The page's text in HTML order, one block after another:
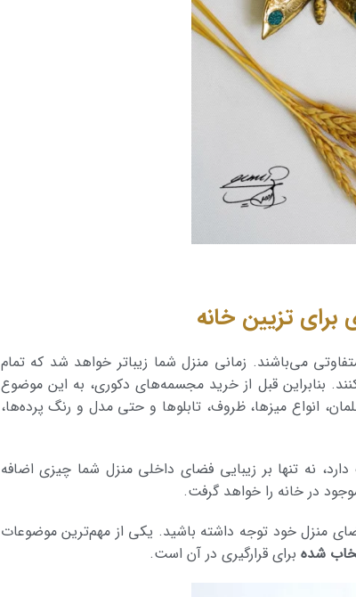
تزیین خانه
می‌باشند. زمانی منزل شما زیباتر خواهد شد که تمام
بنابراین قبل از خرید مجسمه‌های دکوری، به این موضوع
انواع میزها، ظروف، تابلو‌ها و حتی مدل و رنگ پرده­‌ها،
نه تنها بر زیبایی فضای داخلی منزل شما چیزی اضافه
در خانه را خواهد گرفت.
منزل خود توجه داشته باشید. یکی از مهم‌ترین موضوعات
شده برای قرارگیری در آن است.